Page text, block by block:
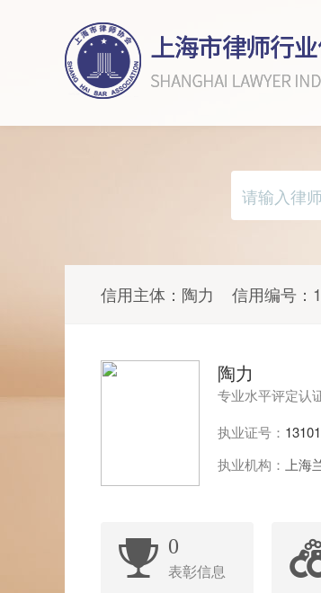
信用主体： 陶力 信用编号：
陶力
专业水平评定认
执业证号：
执业机构： 上海
0
表彰信息